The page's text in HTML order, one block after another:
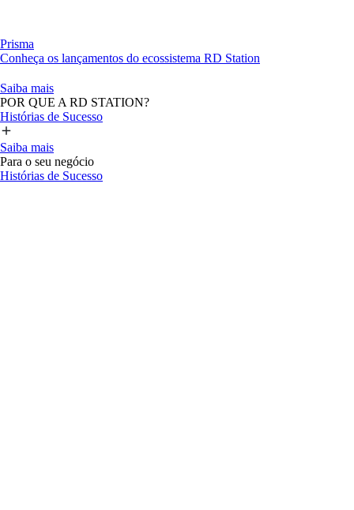
Prisma
Conheça os lançamentos do ecossistema RD Station
Saiba mais
POR QUE A RD STATION?
Histórias de Sucesso
Saiba mais
Para o seu negócio
Histórias de Sucesso